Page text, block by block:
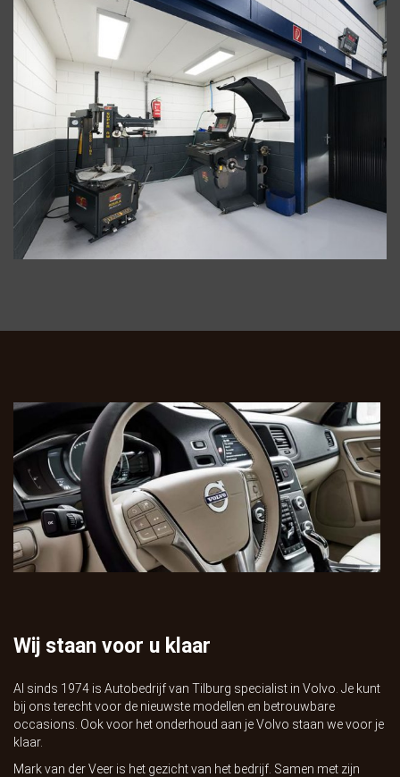
Wij staan voor u klaar
Al sinds 1974 is Autobedrijf van Tilburg specialist in Volvo. Je kunt
bij ons terecht voor de nieuwste modellen en betrouwbare
occasions. Ook voor het onderhoud aan je Volvo staan we voor je
klaar.
Mark van der Veer is het gezicht van het bedrijf. Samen met zijn